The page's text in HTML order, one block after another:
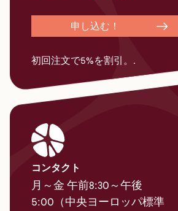
申し込む！
初回注文で5%を割引。.
コンタクト
月～金 午前8:30～午後
5:00（中央ヨーロッパ標準